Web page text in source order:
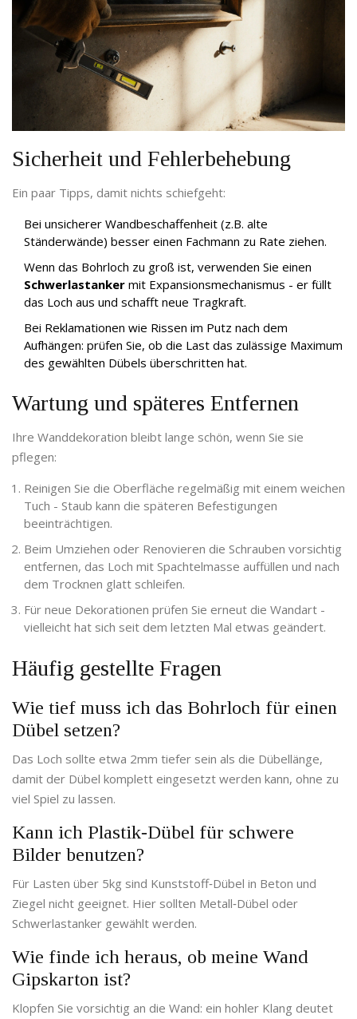
Sicherheit und Fehlerbehebung
Ein paar Tipps, damit nichts schiefgeht:
Bei unsicherer Wandbeschaffenheit (z.B. alte
Ständerwände) besser einen Fachmann zu Rate ziehen.
Wenn das Bohrloch zu groß ist, verwenden Sie einen
Schwerlastanker mit Expansionsmechanismus - er füllt
das Loch aus und schafft neue Tragkraft.
Bei Reklamationen wie Rissen im Putz nach dem
Aufhängen: prüfen Sie, ob die Last das zulässige Maximum
des gewählten Dübels überschritten hat.
Wartung und späteres Entfernen
Ihre Wanddekoration bleibt lange schön, wenn Sie sie
pflegen:
Reinigen Sie die Oberfläche regelmäßig mit einem weichen
Tuch - Staub kann die späteren Befestigungen
beeinträchtigen.
Beim Umziehen oder Renovieren die Schrauben vorsichtig
entfernen, das Loch mit Spachtelmasse auffüllen und nach
dem Trocknen glatt schleifen.
Für neue Dekorationen prüfen Sie erneut die Wandart -
vielleicht hat sich seit dem letzten Mal etwas geändert.
Häufig gestellte Fragen
Wie tief muss ich das Bohrloch für einen
Dübel setzen?
Das Loch sollte etwa 2mm tiefer sein als die Dübellänge,
damit der Dübel komplett eingesetzt werden kann, ohne zu
viel Spiel zu lassen.
Kann ich Plastik‑Dübel für schwere
Bilder benutzen?
Für Lasten über 5kg sind Kunststoff‑Dübel in Beton und
Ziegel nicht geeignet. Hier sollten Metall‑Dübel oder
Schwerlastanker gewählt werden.
Wie finde ich heraus, ob meine Wand
Gipskarton ist?
Klopfen Sie vorsichtig an die Wand: ein hohler Klang deutet